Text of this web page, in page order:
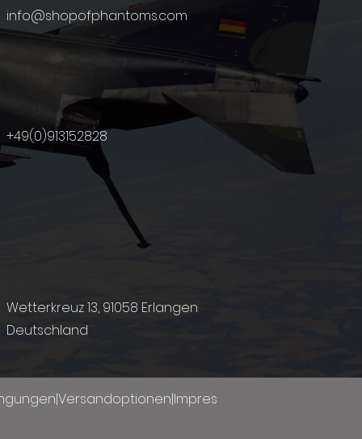
info@shopofphantoms.com
+49(0)913152828
Wetterkreuz 13, 91058 Erlangen
Deutschland
|Versandoptionen|Impres